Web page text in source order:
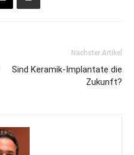
Nächster Artikel
Sind Keramik-­Implantate die
Zukunft?